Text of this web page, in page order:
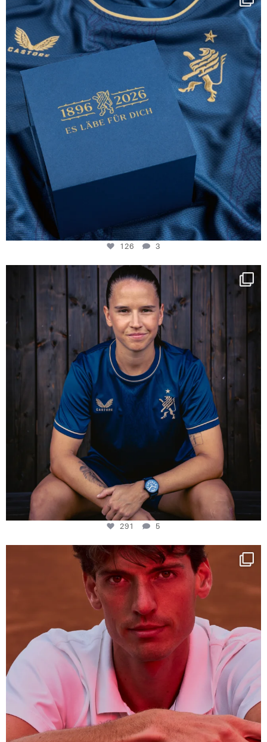
130 years filled ...
126
3
126 3
NIE USENAND GAH
Some anniversaries
291
5
291 5
One last dance at home
This week at...
321
9